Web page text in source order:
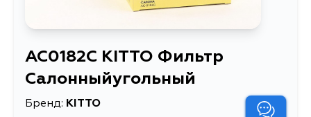
AC0182C KITTO Фильтр
Салонныйугольный
Бренд: KITTO